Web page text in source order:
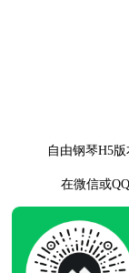
自由钢琴H5
在微信或